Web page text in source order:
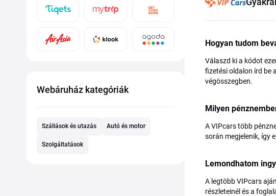
Webáruház kategóriák
Szállások és utazás Autó és motor
Szolgáltatások
Hogyan tudom
Válaszd ki a kódot
fizetési oldalon írd be
végösszegben.
Milyen
A VIPcars több
során megjelenik, így
Lemondhatom
A legtöbb VIPcars
részleteinél és a